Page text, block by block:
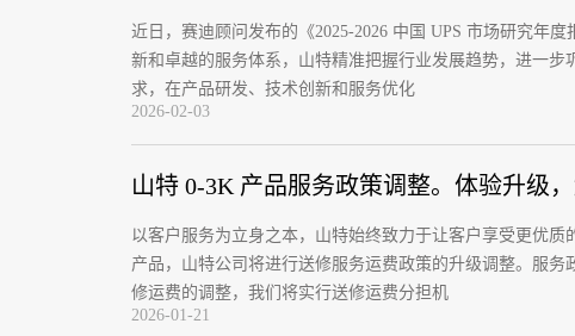
近日，赛迪顾问发布的《2025-2026 中国 UPS 市场研究年
新和卓越的服务体系，山特精准把握行业发展趋势，进一
求，在产品研发、技术创新和服务优化
2026-02-03
山特 0-3K 产品服务政策调整。体验升级，
以客户服务为立身之本，山特始终致力于让客户享受更优
产品，山特公司将进行送修服务运费政策的升级调整。服
修运费的调整，我们将实行送修运费分担机
2026-01-21